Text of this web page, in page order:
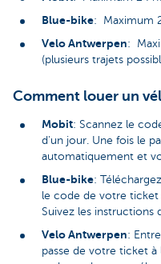
Blue-bike: Maximum
Velo Antwerpen:
(plusieurs trajets
Comment louer un
Mobit: Scannez le
d'un jour. Une fois le
automatiquement et
Blue-bike:
le code de votre ticket
Suivez les instructions
Velo Antwerpen:
passe de votre ticket